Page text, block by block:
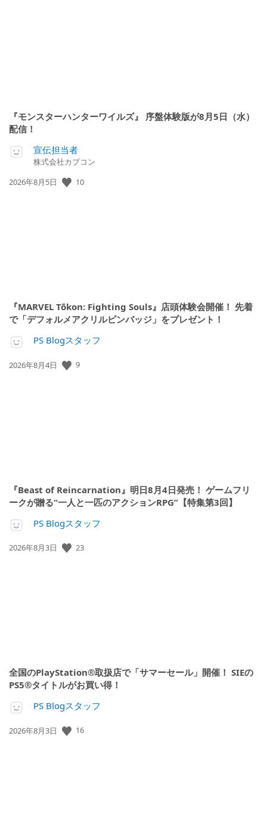
『モンスターハンターワイルズ』 序盤体験版が8月5日（水）
配信！
宣伝担当者
株式会社カプコン
公
2026年8月5日 10
『MARVEL Tōkon: Fighting Souls』店頭体験会開催！ 先着
で「デフォルメアクリルピンバッジ」をプレゼント！
PS Blogスタッフ
公
2026年8月4日 9
『Beast of Reincarnation』明日8月4日発売！ ゲームフリ
ークが贈る“一人と一匹のアクションRPG”【特集第3回】
PS Blogスタッフ
公
2026年8月3日 23
全国のPlayStation®取扱店で「サマーセール」開催！ SIEの
PS5®タイトルがお買い得！
PS Blogスタッフ
公
2026年8月3日 16